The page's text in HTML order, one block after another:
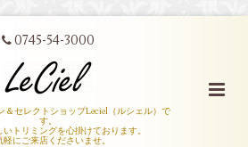
0745-54-3000
＆セレクトショップLeciel（ルシェル）で
す。
トリミングを心掛けております。
軽にご来店くださいませ。